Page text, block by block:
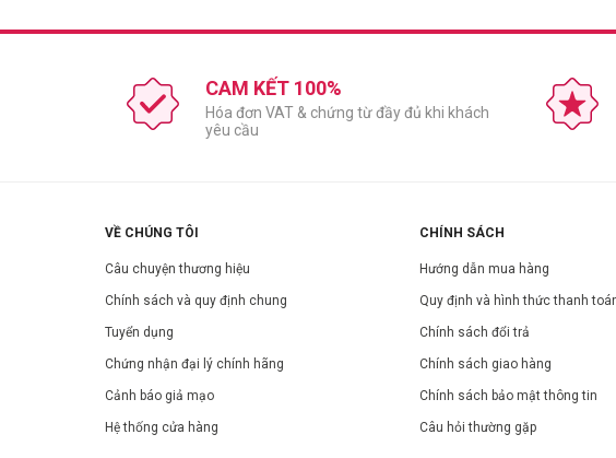
Loại da phù hợp:
Panthenol: Giảm ngứa hoặc thúc đẩy quá trình chữa lành da.
Betaine: Ngăn ngừa mất độ ẩm trên da và bảo vệ da bằng cách hình thành
Hạt giống Cassia Obtusifolia: Cung cấp dưỡng chất chống oxi hóa.
Giữ ẩm trong một thời gian dài.
Da trắng sáng, khỏe mạnh nhiều năng lượng.
CAM KẾT 100%
Hóa đơn VAT & chứng từ đầy đủ khi khách
yêu cầu
VỀ CHÚNG TÔI
Câu chuyện thương hiệu
Chính sách và quy định chung
Tuyển dụng
Chứng nhận đại lý chính hãng
Cảnh báo giả mạo
Hệ thống cửa hàng
CHÍNH SÁCH
Hướng dẫn mua hàng
Quy định và hình thức thanh
Chính sách đổi trả
Chính sách giao hàng
Chính sách bảo mật thông tin
Câu hỏi thường gặp